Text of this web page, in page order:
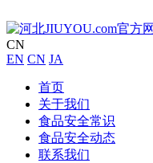
CN
EN CN JA
首页
关于我们
食品安全常识
食品安全动态
联系我们